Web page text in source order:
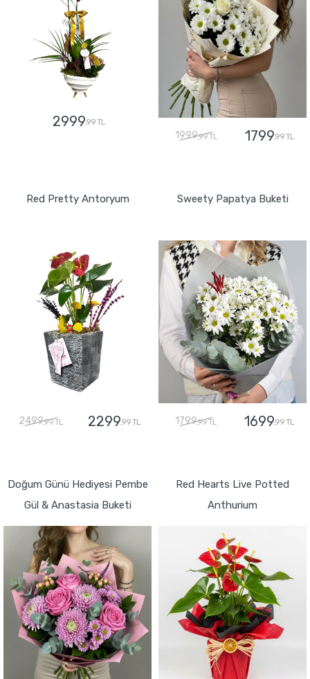
2999,99 TL
1999,99 TL 1799,99 TL
Red Pretty Antoryum
2499,99 TL 2299,99 TL
Sweety Papatya Buketi
1799,99 TL 1699,99 TL
Doğum Günü Hediyesi Pembe
Gül & Anastasia Buketi
Red Hearts Live Potted
Anthurium